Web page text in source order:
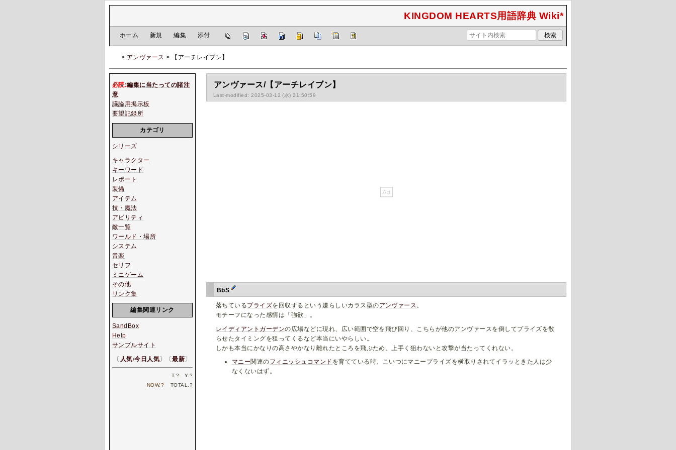
KINGDOM HEARTS用語辞典 Wiki*
ホーム 新規 編集 添付
> アンヴァース > 【アーチレイブン】
アンヴァース/【アーチレイブン】
Last-modified: 2025-03-12 (水) 21:50:59
BbS
落ちているプライズを回収するという嫌らしいカラス型のアンヴァース。
モチーフになった感情は「強欲」。
レイディアントガーデンの広場などに現れ、広い範囲で空を飛び回り、こちらが他のアンヴァースを倒してプライズを散
らせたタイミングを狙ってくるなど本当にいやらしい。
しかも本当にかなりの高さやかなり離れたところを飛ぶため、上手く狙わないと攻撃が当たってくれない。
マニー関連のフィニッシュコマンド を育てている時、こいつにマニープライズを横取りされてイラッときた人は少
なくないはず。
必読:編集に当たっての諸注
意
議論用掲示板
要望記録所
カテゴリ
シリーズ
キャラクター
キーワード
レポート
装備
アイテム
技・魔法
アビリティ
敵一覧
ワールド・場所
システム
音楽
セリフ
ミニゲーム
その他
リンク集
編集関連リンク
SandBox
Help
サンプルサイト
〔 人気/今日人気〕〔最新〕
T. ? Y. ?
NOW.? TOTAL. ?